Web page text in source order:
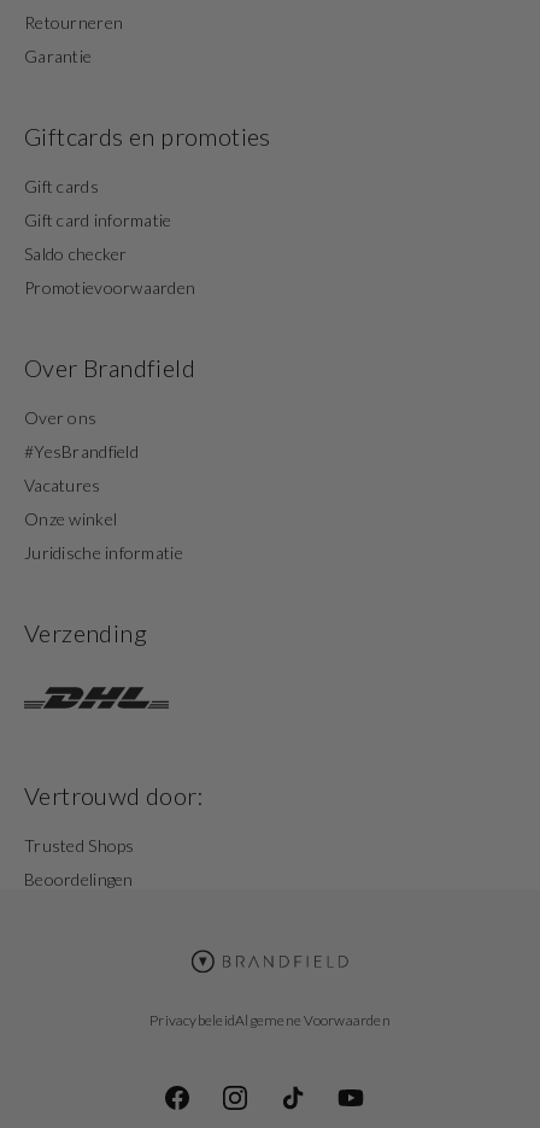
Retourneren
Garantie
Giftcards en promoties
Gift cards
Gift card informatie
Saldo checker
Promotievoorwaarden
Over Brandfield
Over ons
#YesBrandfield
Vacatures
Onze winkel
Juridische informatie
Verzending
Vertrouwd door:
Trusted Shops
Beoordelingen
PrivacybeleidAlgemene Voorwaarden
FacebookInstagramTikTok YouTube